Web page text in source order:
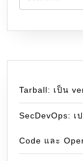
Tarball: เป็น
SecDevOps: เ
Code และ